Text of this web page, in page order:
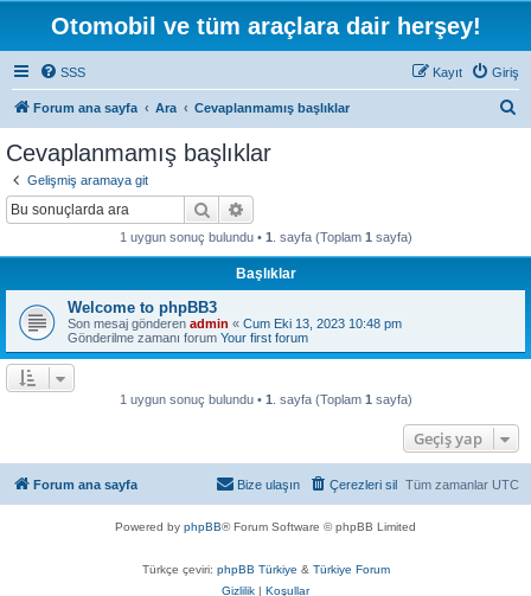
Otomobil ve tüm araçlara dair herşey!
SSS Giriş
Kayıt
Forum ana sayfa Ara Cevaplanmamış başlıklar
Cevaplanmamış başlıklar
Gelişmiş aramaya git
Ara
1 uygun sonuç bulundu • 1 . sayfa (Toplam 1 sayfa)
Başlıklar
Welcome to phpBB3
Son mesaj gönderen admin « Cum Eki 13, 2023 10:48 pm
Gönderilme zamanı forum Your first forum
1 uygun sonuç bulundu • 1 . sayfa (Toplam 1 sayfa)
Geçiş yap
Forum ana sayfa Tüm zamanlar UTC
Çerezleri sil
Bize ulaşın
Powered by phpBB® Forum Software © phpBB Limited
Türkçe çeviri: phpBB Türkiye & Türkiye Forum
Gizlilik | Koşullar